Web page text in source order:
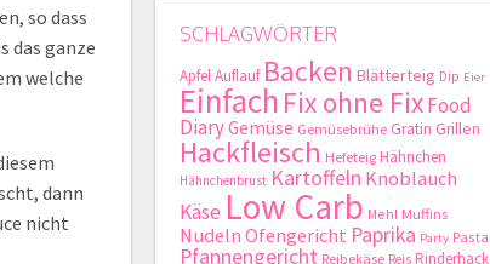
so dass
das ganze
welche
dann
nicht
SCHLAGWÖRTER
ApfelAuflauf Backen Blätterteig Dip Eier
Einfach Fix ohne FixFood
DiaryGemüse Gemüsebrühe Gratin Grillen
Hackfleisch Hefeteig Hähnchen
Hähnchenbrust Kartoffeln Knoblauch
Käse Low Carb Mehl Muffins
NudelnOfengericht Paprika Party Pasta
Pfannengericht Reibekäse Reis Rinderhack